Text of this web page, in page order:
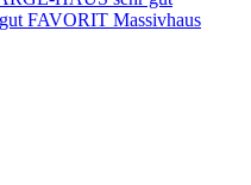
FAVORIT Massivhaus